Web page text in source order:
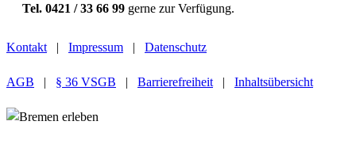
Tel. 0421 / 33 66 99 gerne zur Verfügung.
Kontakt | Impressum | Datenschutz
AGB | § 36 VSGB | Barrierefreiheit | Inhaltsübersicht